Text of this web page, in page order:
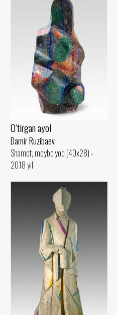
O‘tirgan ayol
Damir Ruzibaev
Shamot, moybo‘yoq (40x28) -
2018 yil